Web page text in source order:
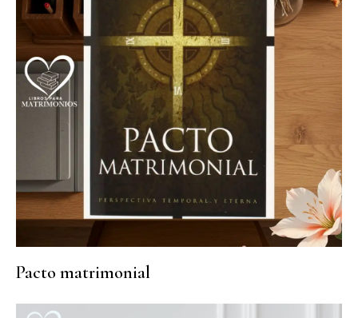
Pacto matrimonial